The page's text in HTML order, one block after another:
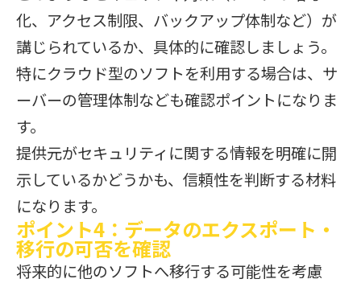
化、アクセス制限、バックアップ体制など）が
講じられているか、具体的に確認しましょう。
特にクラウド型のソフトを利用する場合は、サ
ーバーの管理体制なども確認ポイントになりま
す。
提供元がセキュリティに関する情報を明確に開
示しているかどうかも、信頼性を判断する材料
になります。
ポイント4：データのエクスポート・
移行の可否を確認
将来的に他のソフトへ移行する可能性を考慮